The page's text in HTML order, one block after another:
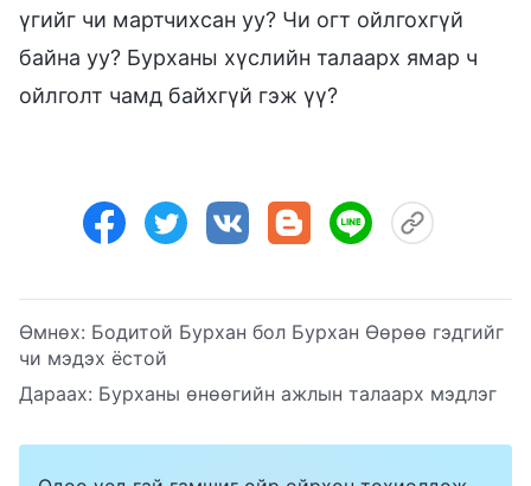
үгийг чи мартчихсан уу? Чи огт ойлгохгүй
байна уу? Бурханы хүслийн талаарх ямар ч
ойлголт чамд байхгүй гэж үү?
Өмнөх: Бодитой Бурхан бол Бурхан Өөрөө гэдгийг
чи мэдэх ёстой
Дараах: Бурханы өнөөгийн ажлын талаарх мэдлэг